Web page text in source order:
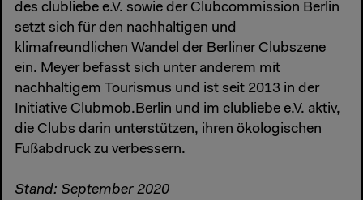
des clubliebe e.V. sowie der Clubcommission Berlin
setzt sich für den nachhaltigen und
klimafreundlichen Wandel der Berliner Clubszene
ein. Meyer befasst sich unter anderem mit
nachhaltigem Tourismus und ist seit 2013 in der
Initiative Clubmob.Berlin und im clubliebe e.V. aktiv,
die Clubs darin unterstützen, ihren ökologischen
Fußabdruck zu verbessern.
Stand: September 2020